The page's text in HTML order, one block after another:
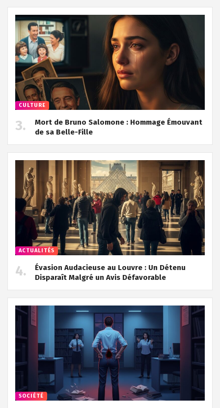
CULTURE
Mort de Bruno Salomone : Hommage Émouvant
de sa Belle-Fille
ACTUALITÉS
Évasion Audacieuse au Louvre : Un Détenu
Disparaît Malgré un Avis Défavorable
SOCIÉTÉ